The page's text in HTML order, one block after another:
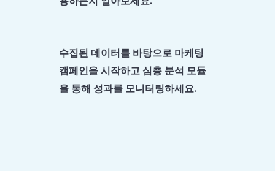
수집된 데이터를 바탕으로 마케팅
캠페인을 시작하고 심층 분석 모듈
을 통해 성과를 모니터링하세요.